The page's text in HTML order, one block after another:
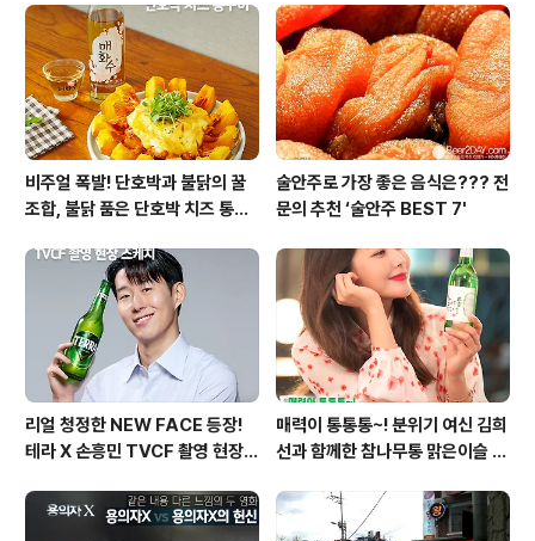
비주얼 폭발! 단호박과 불닭의 꿀
조합, 불닭 품은 단호박 치즈 통구
술안주로 가장 좋은 음식은??? 전
문의 추천 ‘술안주 BEST 7'
리얼 청정한 NEW FACE 등장!
테라 X 손흥민 TVCF 촬영 현장
매력이 통통통~! 분위기 여신 김희
선과 함께한 참나무통 맑은이슬 T